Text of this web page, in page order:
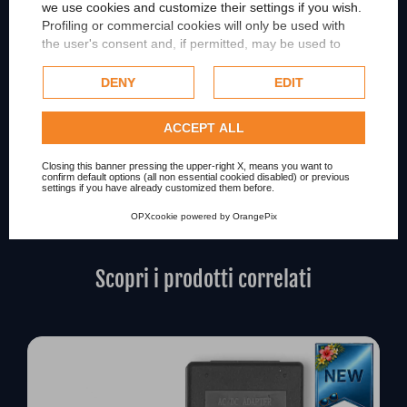
we use cookies and customize their settings if you wish.
Profiling or commercial cookies will only be used with
the user's consent and, if permitted, may be used to
Google uses collected data, please refer toGoogle's
Privacy Policy.
Check our extended cookie policy.
DENY EDIT
ACCEPT ALL
Closing this banner pressing the upper-right X, means you want to
confirm default options (all non essential cookied disabled) or previous
settings if you have already customized them before.
OPXcookie powered by OrangePix
CORRENTE IN USCITA
MARCA COMPATIBILE
MARCA COMPATIBILE2
ConditionNew
Scopri i prodotti correlati